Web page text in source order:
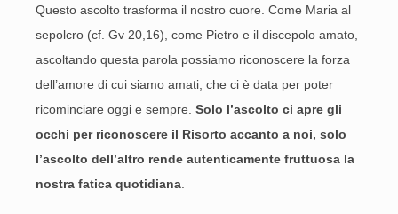
Questo ascolto trasforma il nostro cuore. Come Maria al
sepolcro (cf. Gv 20,16), come Pietro e il discepolo amato,
ascoltando questa parola possiamo riconoscere la forza
dell’amore di cui siamo amati, che ci è data per poter
ricominciare oggi e sempre. Solo l’ascolto ci apre gli
occhi per riconoscere il Risorto accanto a noi, solo
l’ascolto dell’altro rende autenticamente fruttuosa la
nostra fatica quotidiana